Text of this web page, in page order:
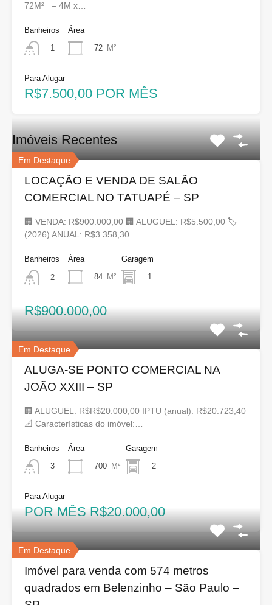
72M² – 4M x…
Banheiros
1
Área
72 M²
Para Alugar
R$7.500,00 POR MÊS
Imóveis Recentes
Em Destaque
LOCAÇÃO E VENDA DE SALÃO
COMERCIAL NO TATUAPÉ – SP
🏢 VENDA: R$900.000,00 🏢 ALUGUEL: R$5.500,00 🏷
(2026) ANUAL: R$3.358,30…
Banheiros
2
Área
84 M²
Garagem
1
R$900.000,00
Em Destaque
ALUGA-SE PONTO COMERCIAL NA
JOÃO XXIII – SP
🏢 ALUGUEL: R$R$20.000,00 IPTU (anual): R$20.723,40
📐 Características do imóvel:…
Banheiros
3
Área
700 M²
Garagem
2
Para Alugar
POR MÊS R$20.000,00
Em Destaque
Imóvel para venda com 574 metros
quadrados em Belenzinho – São Paulo –